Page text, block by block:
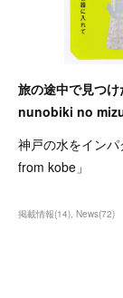
旅の途中で見つ
nunobiki no
神戸の水をイン
from kobe」
掲載情報(14) News(72)